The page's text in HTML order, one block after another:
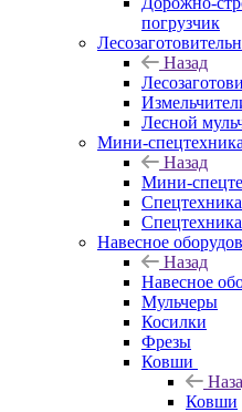
погрузчик
Назад
Лесной
Мини-спецтехника
Назад
Мини-
Навесное
Назад
Навесное
Мульчеры
Косилки
Фрезы
Ковши
Ковши